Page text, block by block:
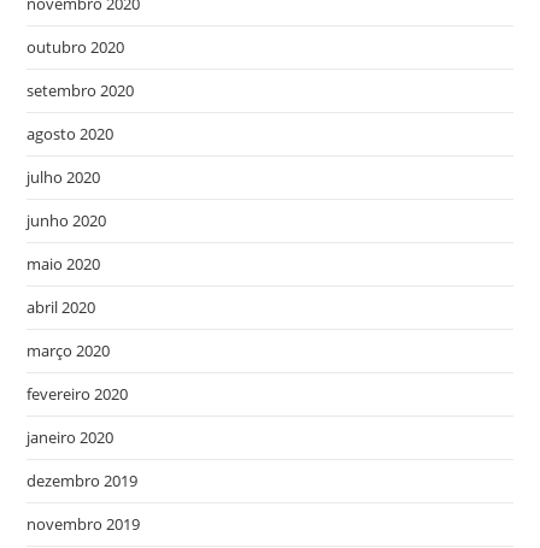
outubro 2020
setembro 2020
agosto 2020
julho 2020
junho 2020
maio 2020
abril 2020
março 2020
fevereiro 2020
janeiro 2020
dezembro 2019
novembro 2019